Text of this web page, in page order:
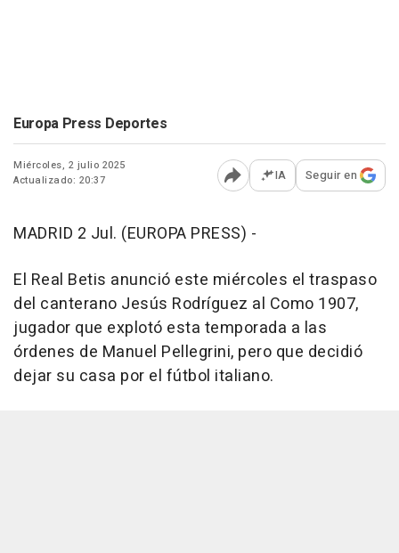
Europa Press Deportes
Miércoles, 2 julio 2025
Actualizado: 20:37
Abrir opciones para
IA Seguir en
MADRID 2 Jul. (EUROPA PRESS) -
El Real Betis anunció este miércoles el traspaso
del canterano Jesús Rodríguez al Como 1907,
jugador que explotó esta temporada a las
órdenes de Manuel Pellegrini, pero que decidió
dejar su casa por el fútbol italiano.